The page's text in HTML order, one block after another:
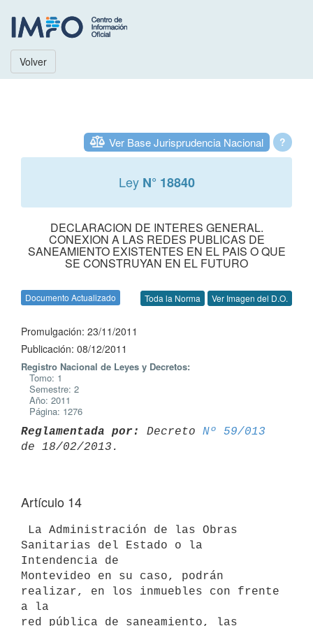
Volver
?
Ver Base Jurisprudencia Nacional
Ley N° 18840
DECLARACION DE INTERES GENERAL.
CONEXION A LAS REDES PUBLICAS DE
SANEAMIENTO EXISTENTES EN EL PAIS O QUE
SE CONSTRUYAN EN EL FUTURO
Documento Actualizado Toda la Norma Ver Imagen del D.O.
Promulgación: 23/11/2011
Publicación: 08/12/2011
Registro Nacional de Leyes y Decretos:
Tomo: 1
Semestre: 2
Año: 2011
Página: 1276
Reglamentada por: Decreto Nº 59/013
Artículo 14
Sanitarias del Estado o la
Intendencia de
Montevideo en su caso, podrán
realizar, en los inmuebles con frente
a la
red pública de saneamiento, las